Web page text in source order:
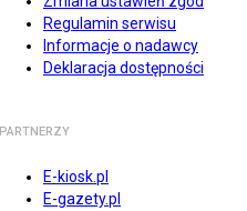
Regulamin serwisu
Informacje o nadawcy
Deklaracja dostępności
PARTNERZY
E-kiosk.pl
E-gazety.pl